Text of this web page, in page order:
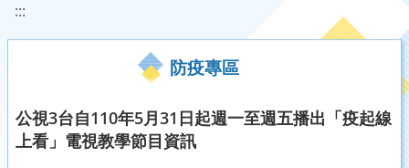
:::
防疫專區
公視3台自110年5月31日起週一至週五播出「疫起線
上看」電視教學節目資訊